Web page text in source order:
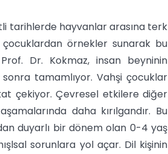
tarihlerde hayvanlar arasına terk
çocuklardan örnekler sunarak bu
Dr. Kokmaz, insan beyninin
tamamlıyor. Vahşi çocuklar
çekiyor. Çevresel etkilere diğer
daha kırılgandır. Bu
duyarlı bir dönem olan 0-4 yaş
sorunlara yol açar. Dil kişinin